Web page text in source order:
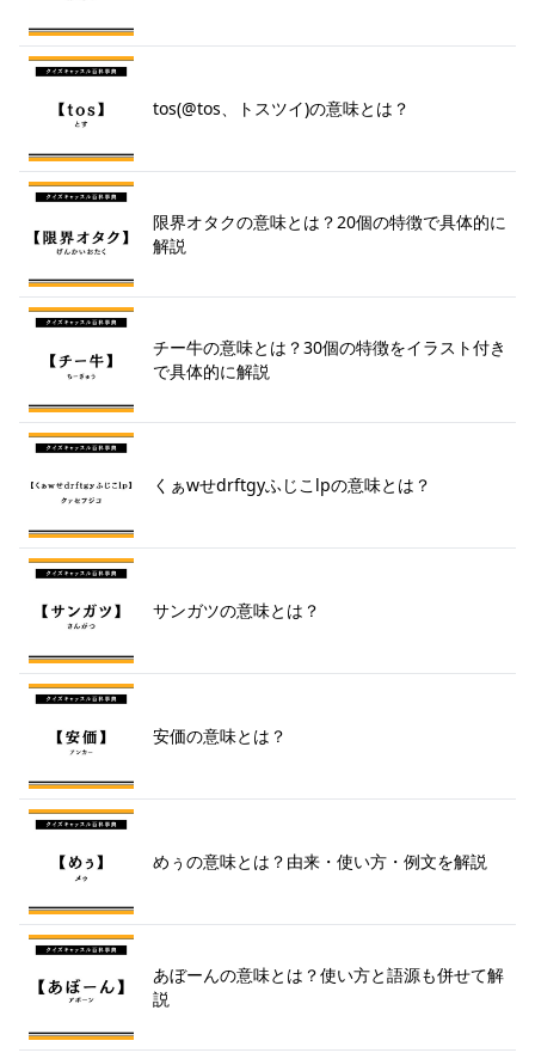
tos(@tos、トスツイ)の意味とは？
限界オタクの意味とは？20個の特徴で具体的に
解説
チー牛の意味とは？30個の特徴をイラスト付き
で具体的に解説
くぁwせdrftgyふじこlpの意味とは？
サンガツの意味とは？
安価の意味とは？
めぅの意味とは？由来・使い方・例文を解説
あぼーんの意味とは？使い方と語源も併せて解
説